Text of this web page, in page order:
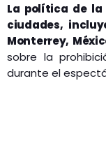
La política de la
ciudades,
Monterrey,
sobre la
durante el